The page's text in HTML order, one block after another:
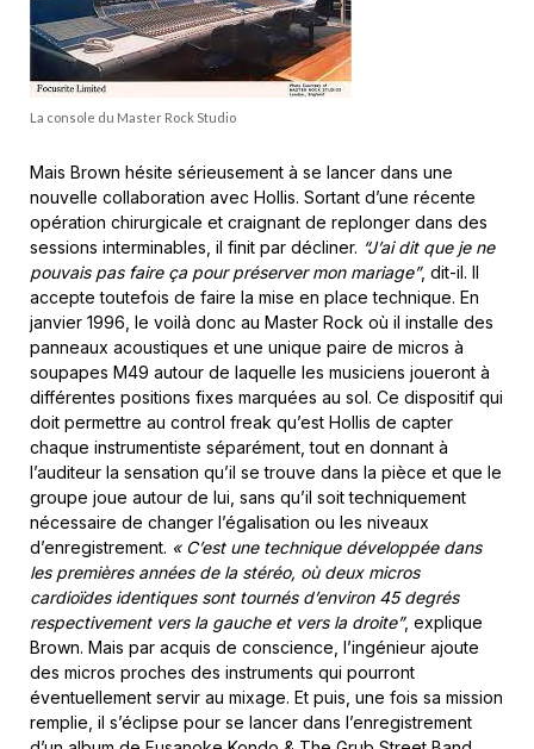
La console du Master Rock Studio
Mais Brown hésite sérieusement à se lancer dans une
nouvelle collaboration avec Hollis. Sortant d’une récente
opération chirurgicale et craignant de replonger dans des
sessions interminables, il finit par décliner. “J’ai dit que je ne
pouvais pas faire ça pour préserver mon mariage”, dit-il. Il
accepte toutefois de faire la mise en place technique. En
janvier 1996, le voilà donc au Master Rock où il installe des
panneaux acoustiques et une unique paire de micros à
soupapes M49 autour de laquelle les musiciens joueront à
différentes positions fixes marquées au sol. Ce dispositif qui
doit permettre au control freak qu’est Hollis de capter
chaque instrumentiste séparément, tout en donnant à
l’auditeur la sensation qu’il se trouve dans la pièce et que le
groupe joue autour de lui, sans qu’il soit techniquement
nécessaire de changer l’égalisation ou les niveaux
d’enregistrement. « C’est une technique développée dans
les premières années de la stéréo, où deux micros
cardioïdes identiques sont tournés d’environ 45 degrés
respectivement vers la gauche et vers la droite”, explique
Brown. Mais par acquis de conscience, l’ingénieur ajoute
des micros proches des instruments qui pourront
éventuellement servir au mixage. Et puis, une fois sa mission
remplie, il s’éclipse pour se lancer dans l’enregistrement